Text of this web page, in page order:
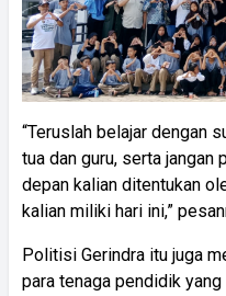
“Teruslah belajar dengan
tua dan guru, serta jangan
depan kalian ditentukan
kalian miliki hari ini,”
Politisi Gerindra itu juga
para tenaga pendidik